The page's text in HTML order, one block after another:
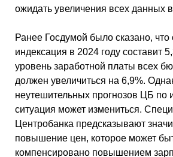
ожидать увеличения всех данных
Ранее Госдумой было сказано,
индексация в 2024 году составит
уровень заработной платы всех
должен увеличиться на 6,9%.
неутешительных прогнозов ЦБ по
ситуация может измениться.
Центробанка предсказывают
повышение цен, которое может
компенсировано повышением